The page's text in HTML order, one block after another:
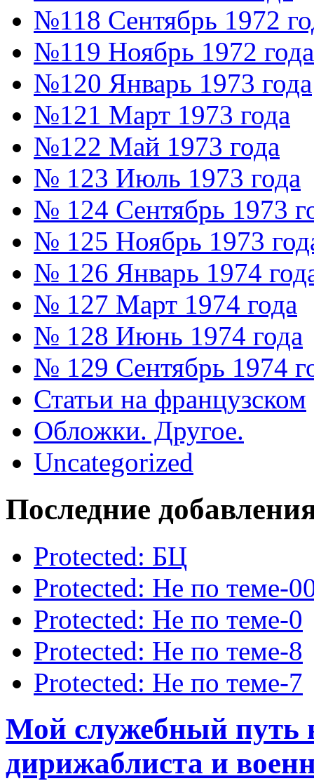
№118 Сентябрь 1972
№119 Ноябрь 1972 года
№120 Январь 1973 года
№121 Март 1973 года
№122 Май 1973 года
№ 123 Июль 1973 года
№ 124 Сентябрь 1973
№ 125 Ноябрь 1973
№ 126 Январь 1974
№ 127 Март 1974 года
№ 128 Июнь 1974 года
№ 129 Сентябрь 1974
Статьи на французском
Обложки. Другое.
Uncategorized
Последние
Protected: БЦ
Protected: Не по теме-
Protected: Не по теме-0
Protected: Не по теме-8
Protected: Не по теме-7
Мой служебный путь
дирижаблиста и